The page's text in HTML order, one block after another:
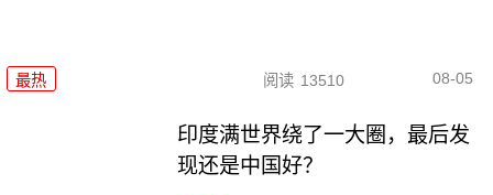
最热 阅读 13510 08-05
印度满世界绕了一大圈，最后发
现还是中国好？